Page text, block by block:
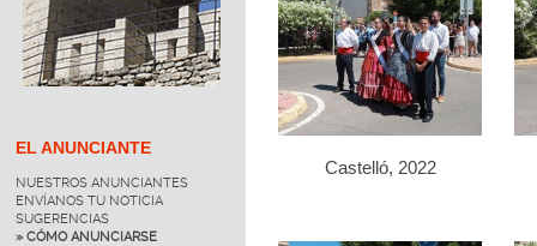
EL ANUNCIANTE
NUESTROS ANUNCIANTES
ENVÍANOS TU NOTICIA
SUGERENCIAS
» CÓMO ANUNCIARSE
Castelló, 2022